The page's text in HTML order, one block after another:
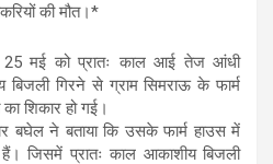
की मौत।*
25 मई को प्रातः काल आई तेज आंधी
गिरने से ग्राम सिमराऊ के फार्म
शिकार हो गई।
बघेल ने बताया कि उसके फार्म हाउस में
जिसमें प्रातः काल आकाशीय बिजली